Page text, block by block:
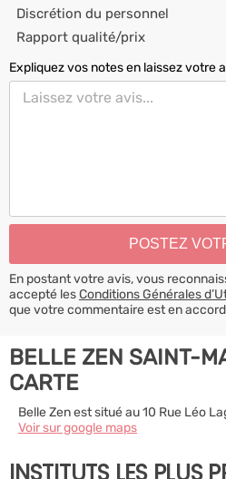
Discrétion du personnel
Rapport qualité/prix
Expliquez vos notes en laissez votre
En postant votre avis, vous
accepté lesConditions Générales
que votre commentaire est en
BELLE ZEN SAINT-
CARTE
Belle Zen est situé au 10 Rue Léo
Voir sur google maps
INSTITUTS LES PLUS